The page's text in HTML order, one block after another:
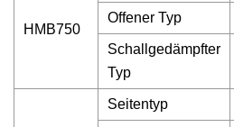
HMB750
Offener Typ
Schallgedämpfter
Typ
Seitentyp